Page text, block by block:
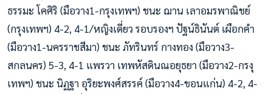
ธรรมะ โคศิริ (มือวาง1-กรุงเทพฯ) ชนะ ฌาน เลาอมรพาณิชย์
(กรุงเทพฯ) 4-2, 4-1/หญิงเดี่ยว รอบรองฯ ปัฐน์ธินันต์ เผือกคำ
(มือวาง1-นครราชสีมา) ชนะ ภัทรินทร์ กางทอง (มือวาง3-
สกลนคร) 5-3, 4-1 แพรวา เทพหัสดินณอยุธยา (มือวาง2-กรงุ
เทพฯ) ชนะ นิฏฐา อุริยะพงศ์สรรค์ (มือวาง4-ขอนแก่น) 4-2, 4-